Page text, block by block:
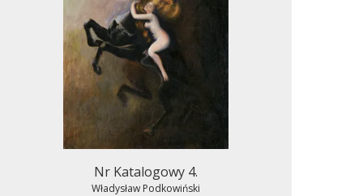
Nr Katalogowy 4.
Władysław Podkowiński